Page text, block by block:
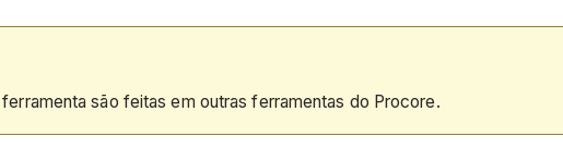
são feitas em outras ferramentas do Procore.